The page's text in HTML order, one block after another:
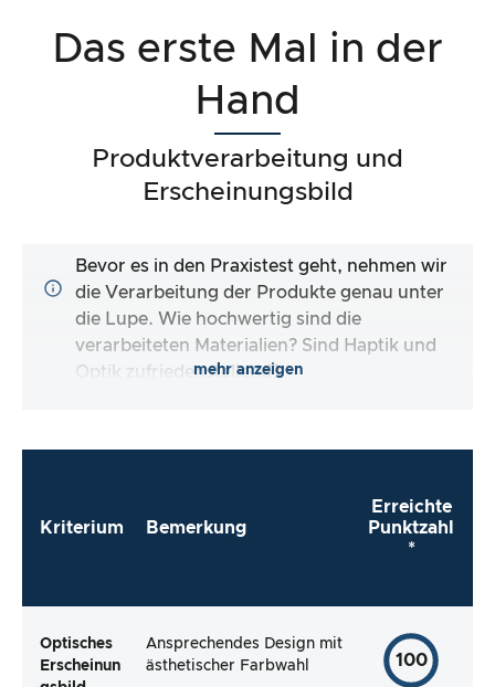
Das erste Mal in der
Hand
Produktverarbeitung und
Erscheinungsbild
Bevor es in den Praxistest geht, nehmen wir
die Verarbeitung der Produkte genau unter
die Lupe. Wie hochwertig sind die
verarbeiteten Materialien? Sind Haptik und
Optik zufriedenstellend?
mehr anzeigen
Kriterium Bemerkung
Erreichte
Punktzahl
*
Optisches
Erscheinun
Ansprechendes Design mit
ästhetischer Farbwahl
100